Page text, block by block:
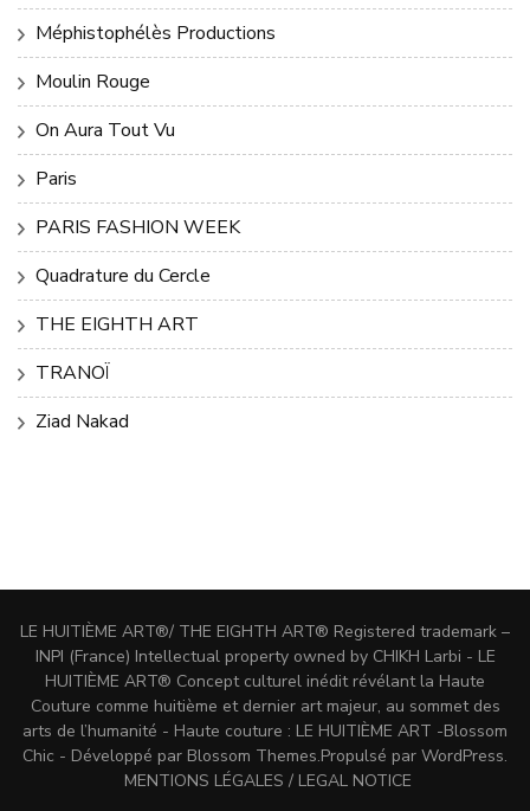
Méphistophélès Productions
Moulin Rouge
On Aura Tout Vu
Paris
PARIS FASHION WEEK
Quadrature du Cercle
THE EIGHTH ART
TRANOÏ
Ziad Nakad
LE HUITIÈME ART®/ THE EIGHTH ART® Registered trademark –
INPI (France) Intellectual property owned by CHIKH Larbi - LE
HUITIÈME ART® Concept culturel inédit révélant la Haute
Couture comme huitième et dernier art majeur, au sommet des
arts de l’humanité - Haute couture : LE HUITIÈME ART -Blossom
Chic - Développé par Blossom Themes.Propulsé par WordPress.
MENTIONS LÉGALES / LEGAL NOTICE